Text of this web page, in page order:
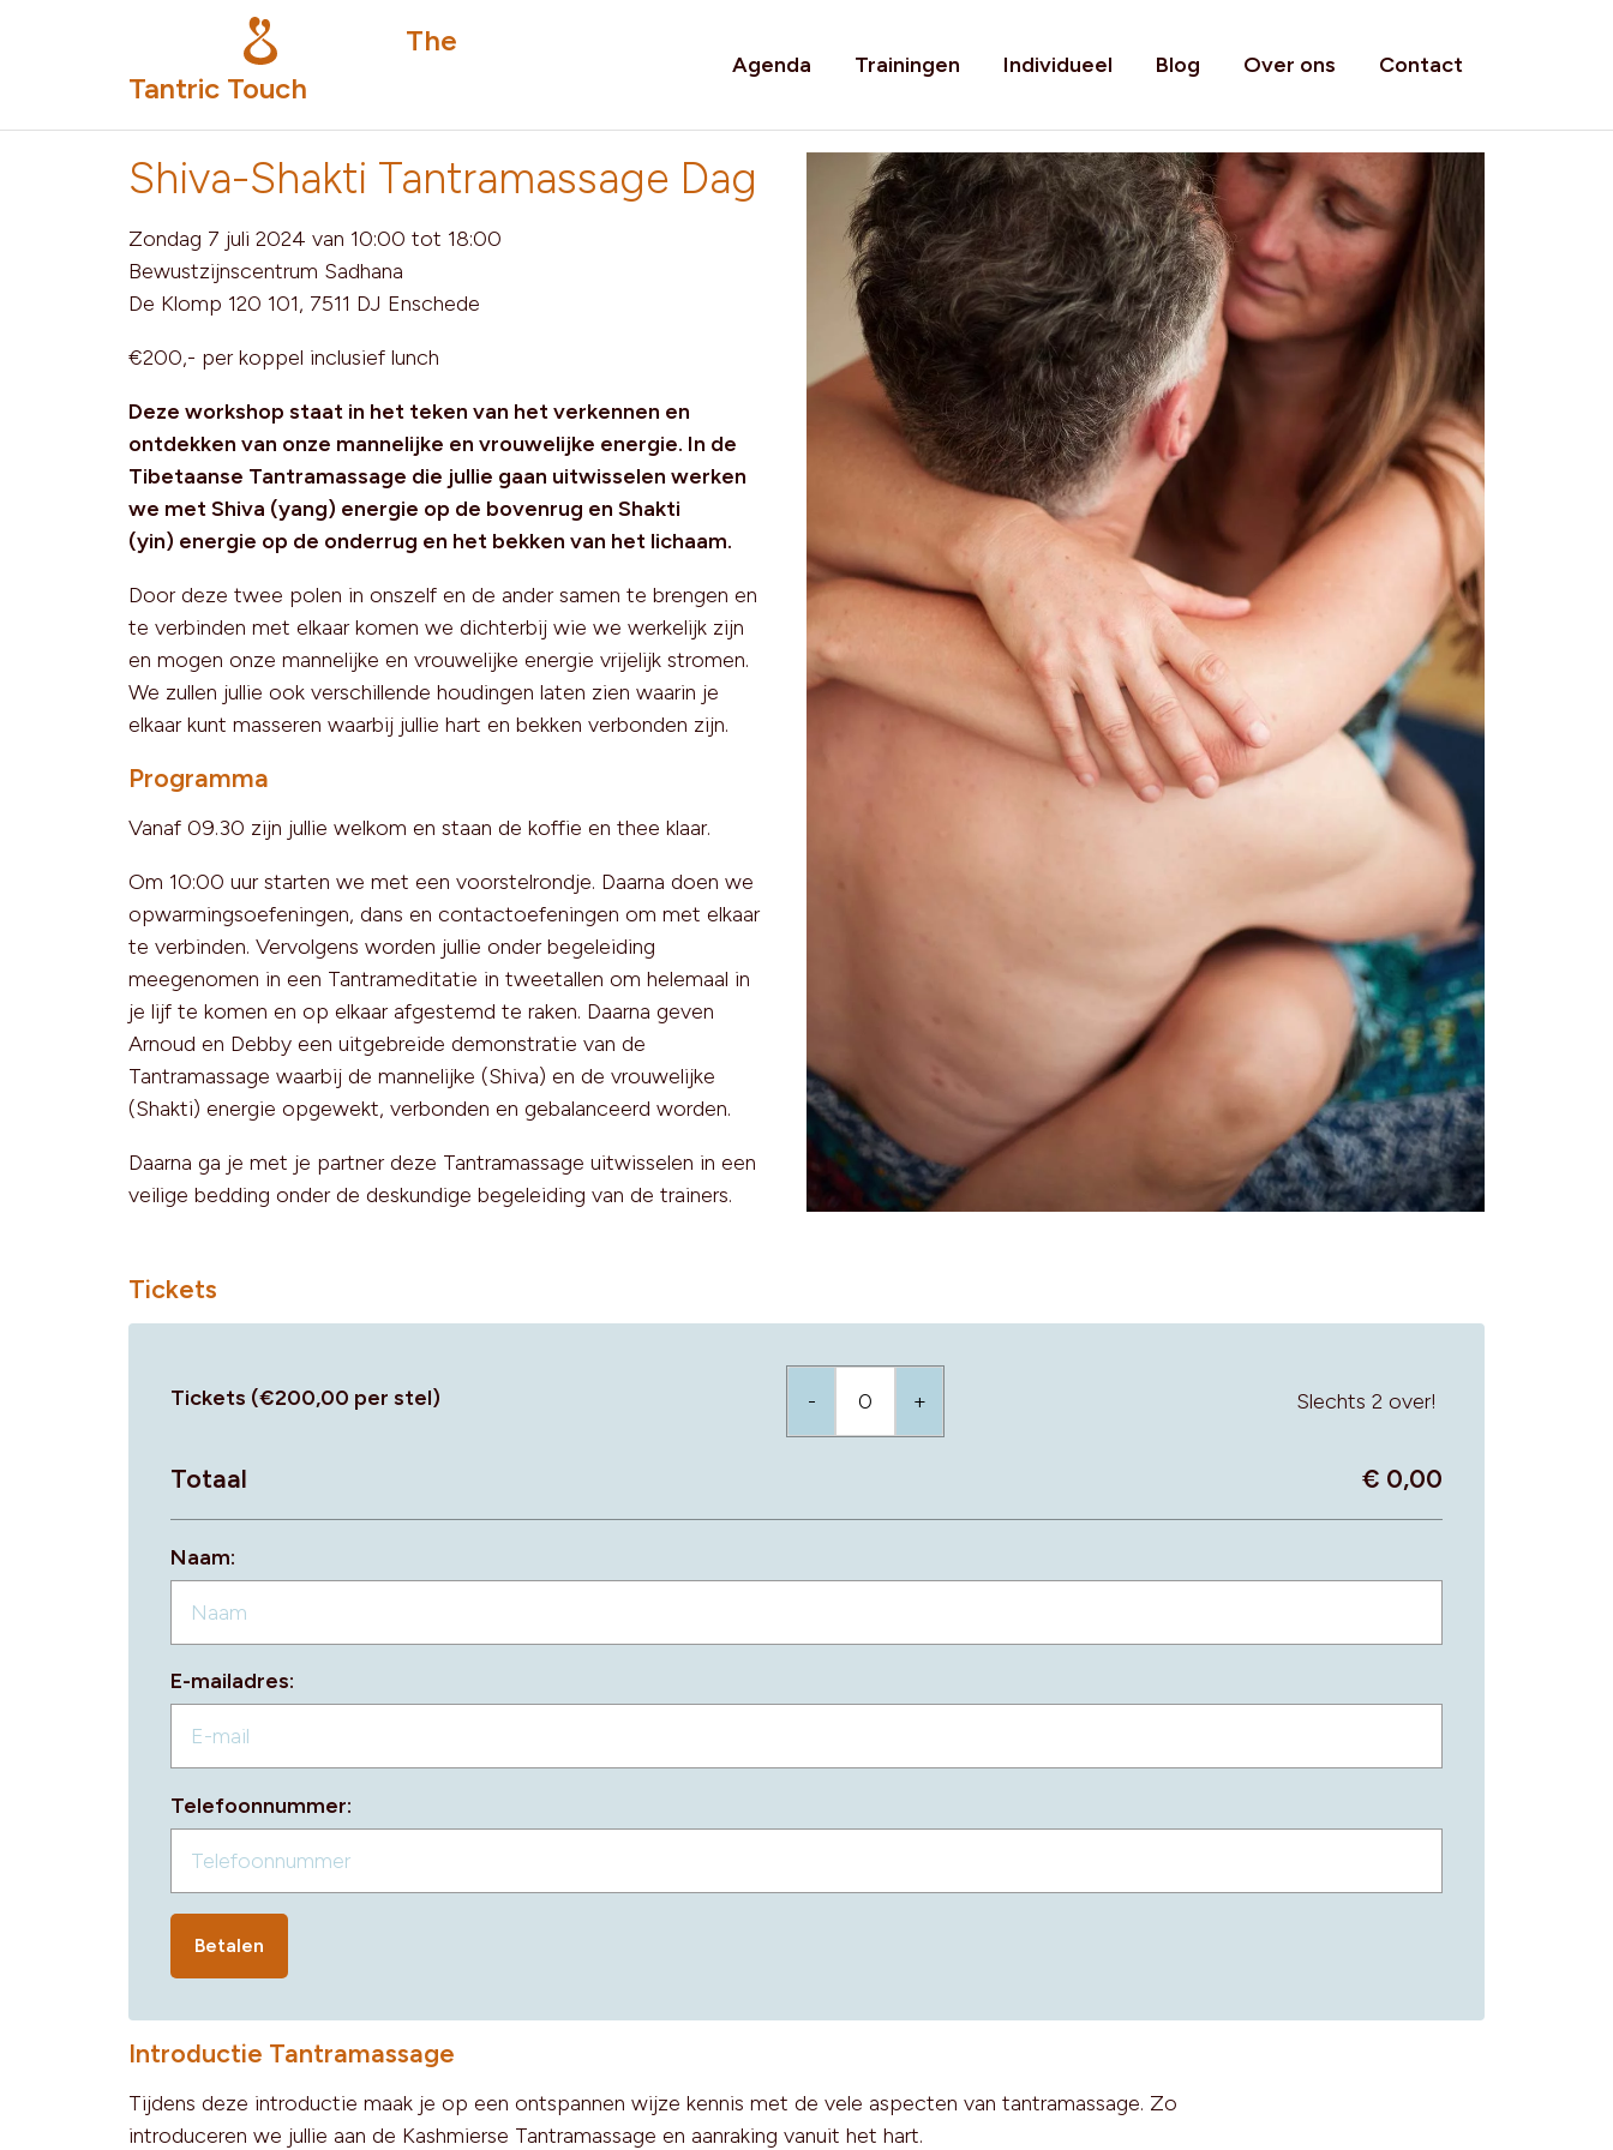
The
Tantric Touch
Agenda Trainingen Individueel Blog Over ons Contact
Shiva-Shakti Tantramassage Dag
Zondag 7 juli 2024 van 10:00 tot 18:00
Bewustzijnscentrum Sadhana
De Klomp 120 101, 7511 DJ Enschede
€200,- per koppel inclusief lunch
Deze workshop staat in het teken van het verkennen en
ontdekken van onze mannelijke en vrouwelijke energie. In de
Tibetaanse Tantramassage die jullie gaan uitwisselen werken
we met Shiva (yang) energie op de bovenrug en Shakti
(yin) energie op de onderrug en het bekken van het lichaam.
Door deze twee polen in onszelf en de ander samen te brengen en
te verbinden met elkaar komen we dichterbij wie we werkelijk zijn
en mogen onze mannelijke en vrouwelijke energie vrijelijk stromen.
We zullen jullie ook verschillende houdingen laten zien waarin je
elkaar kunt masseren waarbij jullie hart en bekken verbonden zijn.
Programma
Vanaf 09.30 zijn jullie welkom en staan de koffie en thee klaar.
Om 10:00 uur starten we met een voorstelrondje. Daarna doen we
opwarmingsoefeningen, dans en contactoefeningen om met elkaar
te verbinden. Vervolgens worden jullie onder begeleiding
meegenomen in een Tantrameditatie in tweetallen om helemaal in
je lijf te komen en op elkaar afgestemd te raken. Daarna geven
Arnoud en Debby een uitgebreide demonstratie van de
Tantramassage waarbij de mannelijke (Shiva) en de vrouwelijke
(Shakti) energie opgewekt, verbonden en gebalanceerd worden.
Daarna ga je met je partner deze Tantramassage uitwisselen in een
veilige bedding onder de deskundige begeleiding van de trainers.
Tickets
Tickets (€200,00 per stel) - + Slechts 2 over!
Totaal € 0,00
Naam:
E-mailadres:
Telefoonnummer:
Betalen
Introductie Tantramassage
Tijdens deze introductie maak je op een ontspannen wijze kennis met de vele aspecten van tantramassage. Zo
introduceren we jullie aan de Kashmierse Tantramassage en aanraking vanuit het hart.